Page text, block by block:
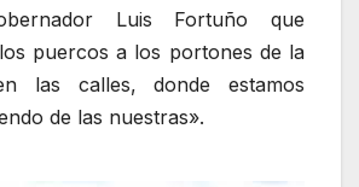
Luis Fortuño que
puercos a los portones de la
las calles, donde estamos
de las nuestras».